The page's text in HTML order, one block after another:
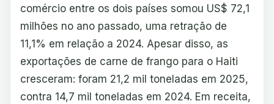
comércio entre os dois países somou US$ 72,1
milhões no ano passado, uma retração de
11,1% em relação a 2024. Apesar disso, as
exportações de carne de frango para o Haiti
cresceram: foram 21,2 mil toneladas em 2025,
contra 14,7 mil toneladas em 2024. Em receita,